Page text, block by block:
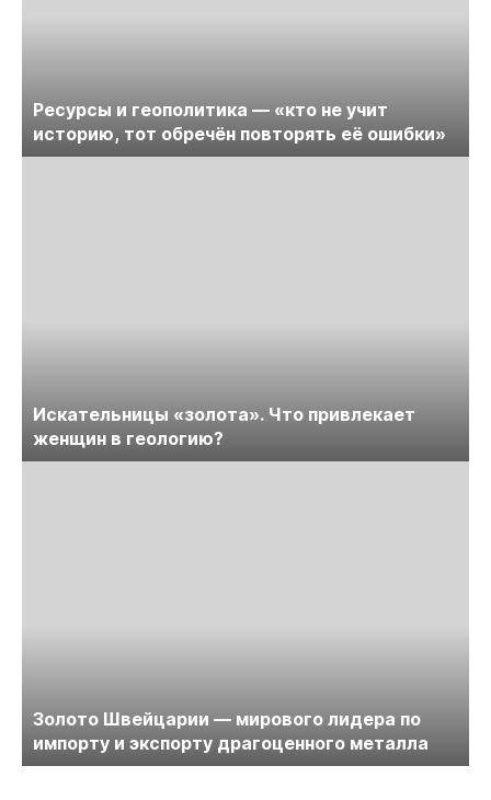
Ресурсы и геополитика — «кто не учит
историю, тот обречён повторять её ошибки»
Искательницы «золота». Что привлекает
женщин в геологию?
Золото Швейцарии — мирового лидера по
импорту и экспорту драгоценного металла